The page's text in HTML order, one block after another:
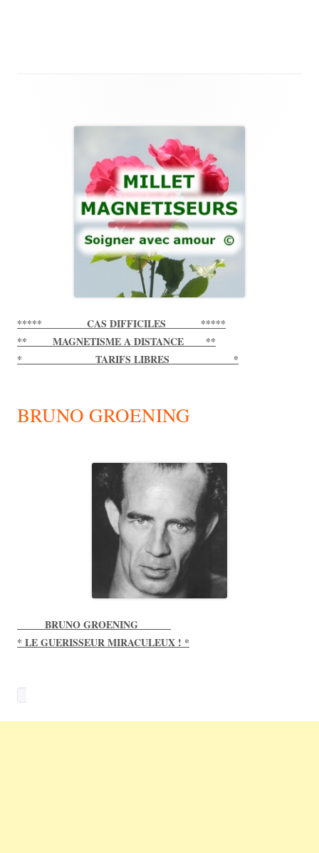
***** CAS DIFFICILES *****
** MAGNETISME A DISTANCE **
* TARIFS LIBRES *
BRUNO GROENING
_____ BRUNO GROENING ______
* LE GUERISSEUR MIRACULEUX ! *